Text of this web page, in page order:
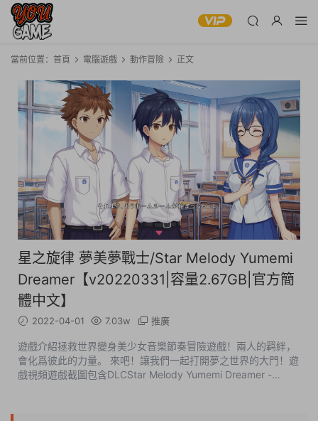
當前位置： 首頁 電腦遊戲 動作冒險 正文
星之旋律 夢美夢戰士/Star Melody Yumemi
Dreamer【v20220331|容量2.67GB|官方簡
體中文】
2022-04-01 7.03w 推廣
遊戲介紹拯救世界變身美少女音樂節奏冒險遊戲！兩人的羁絆，
會化爲彼此的力量。 來吧！讓我們一起打開夢之世界的大門！遊
戲視頻遊戲截圖包含DLCStar Melody Yumemi Dreamer -